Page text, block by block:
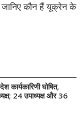
कौन हैं यूक्रेन के
कार्यकारिणी घोषित,
24 उपाध्यक्ष और 36